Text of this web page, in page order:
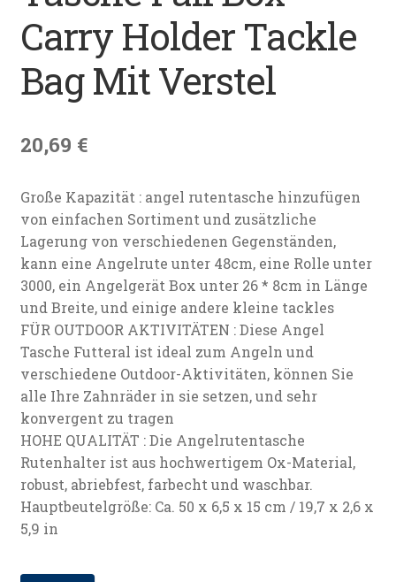
Carry Holder Tackle
Bag Mit Verstel
20,69 €
Große Kapazität : angel rutentasche hinzufügen
von einfachen Sortiment und zusätzliche
Lagerung von verschiedenen Gegenständen,
kann eine Angelrute unter 48cm, eine Rolle unter
3000, ein Angelgerät Box unter 26 * 8cm in Länge
und Breite, und einige andere kleine tackles
FÜR OUTDOOR AKTIVITÄTEN : Diese Angel
Tasche Futteral ist ideal zum Angeln und
verschiedene Outdoor-Aktivitäten, können Sie
alle Ihre Zahnräder in sie setzen, und sehr
konvergent zu tragen
HOHE QUALITÄT : Die Angelrutentasche
Rutenhalter ist aus hochwertigem Ox-Material,
robust, abriebfest, farbecht und waschbar.
Hauptbeutelgröße: Ca. 50 x 6,5 x 15 cm / 19,7 x 2,6 x
5,9 in